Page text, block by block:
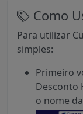
Como
Para utilizar
simples:
Primeiro
Desconto
o nome